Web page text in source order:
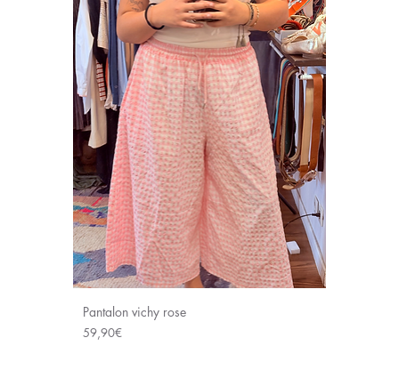
Pantalon vichy rose
Price
59,90€